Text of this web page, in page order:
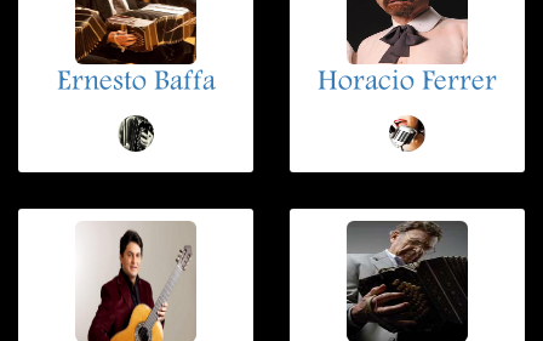
Ernesto Baffa Horacio Ferrer